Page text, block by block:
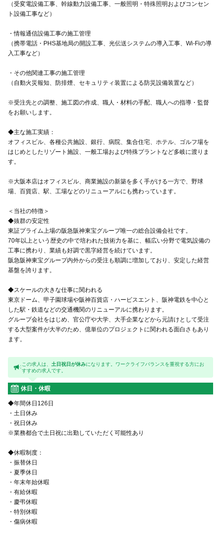
（受変電設備工事、幹線動力設備工事、一般照明・特殊照明およびコンセン
ト設備工事など）
・情報通信設備工事の施工管理
（携帯電話・PHS基地局の開設工事、光伝送システムの導入工事、Wi-Fiの導
入工事など）
・その他関連工事の施工管理
（自動火災報知、防排煙、セキュリティ装置による防災設備装置など）
※受注先との調整、施工図の作成、職人・材料の手配、職人への指導・監督
をお願いします。
◆主な施工実績：
オフィスビル、各種公共施設、銀行、病院、集合住宅、ホテル、ゴルフ場を
はじめとしたリゾート施設、一般工場および特殊プラントなど多岐に渡りま
す。
※大阪本店はオフィスビル、商業施設の新築を多く手がける一方で、野球
場、百貨店、駅、工場などのリニューアルにも携わっています。
＜当社の特徴＞
◆抜群の安定性
東証プライム上場の阪急阪神東宝グループ唯一の総合設備会社です。
70年以上という歴史の中で培われた技術力を基に、幅広い分野で電気設備の
工事に携わり、業績も好調で黒字経営を続けています。
阪急阪神東宝グループ内外からの受注も順調に増加しており、安定した経営
基盤を誇ります。
◆スケールの大きな仕事に関われる
東京ドーム、甲子園球場や阪神百貨店・ハービスエント、阪神電鉄を中心と
した駅・鉄道などの交通機関のリニューアルに携わります。
グループ会社をはじめ、官公庁や大学、大手企業などから元請けとして受注
する大型案件が大半のため、億単位のプロジェクトに関われる面白さもあり
ます。
この求人は、 土日祝日が休みになります。ワークライフバランスを重視する方にお
すすめの求人です。
休日・休暇
◆年間休日126日
・土日休み
・祝日休み
※業務都合で土日祝に出勤していただく可能性あり
◆休暇制度：
・振替休日
・夏季休日
・年末年始休暇
・有給休暇
・慶弔休暇
・特別休暇
・傷病休暇